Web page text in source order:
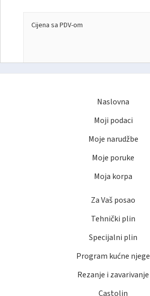
Cijena sa PDV-om
Naslovna
Moji podaci
Moje narudžbe
Moje poruke
Moja korpa
Za Vaš posao
Tehnički plin
Specijalni plin
Program kućne njege
Rezanje i zavarivanje
Castolin